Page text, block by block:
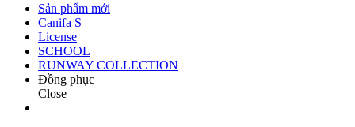
Sản phẩm mới
Canifa S
License
SCHOOL
RUNWAY COLLECTION
Đồng phục
Close